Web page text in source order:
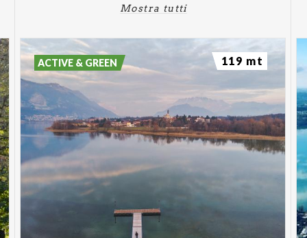
Mostra tutti
ACTIVE & GREEN 119 mt